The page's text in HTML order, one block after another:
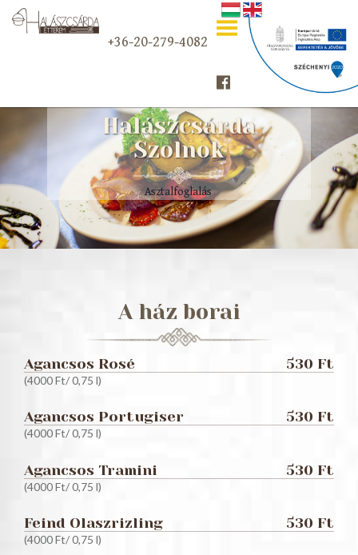
+36-20-279-4082
Halászcsárda
Szolnok
Asztalfoglalás
A ház borai
Agancsos Rosé 530 Ft
(4000 Ft/ 0,75 l)
Agancsos Portugiser 530 Ft
(4000 Ft/ 0,75 l)
Agancsos Tramini 530 Ft
(4000 Ft/ 0,75 l)
Feind Olaszrizling 530 Ft
(4000 Ft/ 0,75 l)